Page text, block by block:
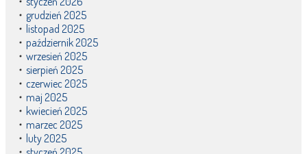
grudzień 2025
listopad 2025
październik 2025
wrzesień 2025
sierpień 2025
czerwiec 2025
maj 2025
kwiecień 2025
marzec 2025
luty 2025